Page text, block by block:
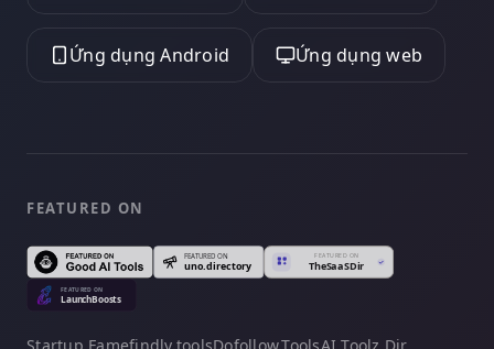
Ứng dụng Android Ứng dụng web
FEATURED ON